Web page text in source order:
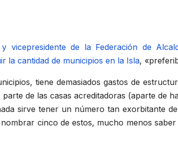
vicepresidente de la Federación de
la cantidad de municipios en la Isla,
tiene demasiados gastos de
de las casas acreditadoras (aparte de
sirve tener un número tan exorbitante
cinco de estos, mucho menos saber